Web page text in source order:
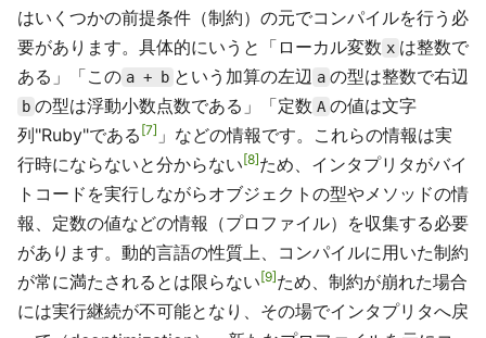
はいくつかの前提条件（制約）の元でコンパイルを行う必
要があります。具体的にいうと「ローカル変数 x は整数で
ある」「この a + b という加算の左辺 a の型は整数で右辺
b の型は浮動小数点数である」「定数 A の値は文字
列"Ruby"である 7 」などの情報です。これらの情報は実
行時にならないと分からない 8 ため、インタプリタがバイ
トコードを実行しながらオブジェクトの型やメソッドの情
報、定数の値などの情報（プロファイル）を収集する必要
があります。動的言語の性質上、コンパイルに用いた制約
が常に満たされるとは限らない 9 ため、制約が崩れた場合
には実行継続が不可能となり、その場でインタプリタへ戻